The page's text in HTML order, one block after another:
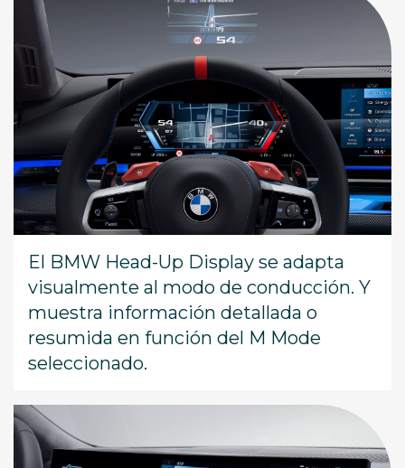
El BMW Head-Up Display se adapta
visualmente al modo de conducción. Y
muestra información detallada o
resumida en función del M Mode
seleccionado.